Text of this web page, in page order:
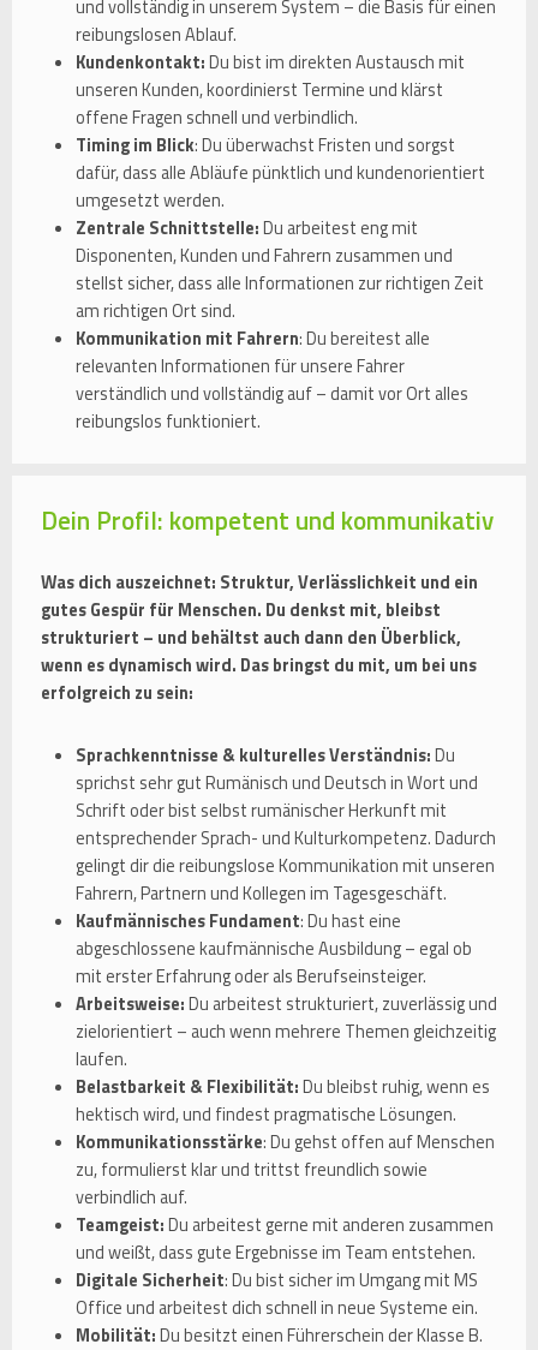
und vollständig in unserem System – die Basis für einen
reibungslosen Ablauf.
Kundenkontakt:Du bist im direkten Austausch mit
unseren Kunden, koordinierst Termine und klärst
offene Fragen schnell und verbindlich.
Timing im Blick: Du überwachst Fristen und sorgst
dafür, dass alle Abläufe pünktlich und kundenorientiert
umgesetzt werden.
Zentrale Schnittstelle:Du arbeitest eng mit
Disponenten, Kunden und Fahrern zusammen und
stellst sicher, dass alle Informationen zur richtigen Zeit
am richtigen Ort sind.
Kommunikation mit Fahrern: Du bereitest alle
relevanten Informationen für unsere Fahrer
verständlich und vollständig auf – damit vor Ort alles
reibungslos funktioniert.
Dein Profil: kompetent und kommunikativ
Was dich auszeichnet: Struktur, Verlässlichkeit und ein
gutes Gespür für Menschen. Du denkst mit, bleibst
strukturiert – und behältst auch dann den Überblick,
wenn es dynamisch wird. Das bringst du mit, um bei uns
erfolgreich zu sein:
Sprachkenntnisse & kulturelles Verständnis:Du
sprichst sehr gut Rumänisch und Deutsch in Wort und
Schrift oder bist selbst rumänischer Herkunft mit
entsprechender Sprach- und Kulturkompetenz. Dadurch
gelingt dir die reibungslose Kommunikation mit unseren
Fahrern, Partnern und Kollegen im Tagesgeschäft.
Kaufmännisches Fundament: Du hast eine
abgeschlossene kaufmännische Ausbildung – egal ob
mit erster Erfahrung oder als Berufseinsteiger.
Arbeitsweise:Du arbeitest strukturiert, zuverlässig und
zielorientiert – auch wenn mehrere Themen gleichzeitig
laufen.
Belastbarkeit & Flexibilität:Du bleibst ruhig, wenn es
hektisch wird, und findest pragmatische Lösungen.
Kommunikationsstärke: Du gehst offen auf Menschen
zu, formulierst klar und trittst freundlich sowie
verbindlich auf.
Teamgeist:Du arbeitest gerne mit anderen zusammen
und weißt, dass gute Ergebnisse im Team entstehen.
Digitale Sicherheit: Du bist sicher im Umgang mit MS
Office und arbeitest dich schnell in neue Systeme ein.
Mobilität:Du besitzt einen Führerschein der Klasse B.